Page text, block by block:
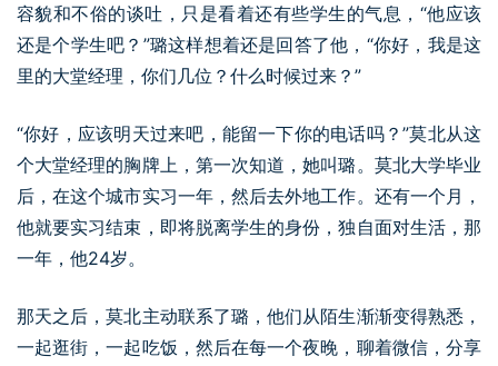
容貌和不俗的谈吐，只是看着还有些学生的气息，“他应该
还是个学生吧？”璐这样想着还是回答了他，“你好，我是这
里的大堂经理，你们几位？什么时候过来？”
“你好，应该明天过来吧，能留一下你的电话吗？”莫北从这
个大堂经理的胸牌上，第一次知道，她叫璐。莫北大学毕业
后，在这个城市实习一年，然后去外地工作。还有一个月，
他就要实习结束，即将脱离学生的身份，独自面对生活，那
一年，他24岁。
那天之后，莫北主动联系了璐，他们从陌生渐渐变得熟悉，
一起逛街，一起吃饭，然后在每一个夜晚，聊着微信，分享